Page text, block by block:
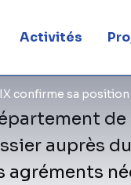
Activités
confirme sa
auprès
agréments